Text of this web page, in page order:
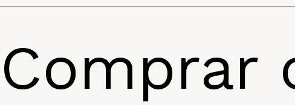
Comprar